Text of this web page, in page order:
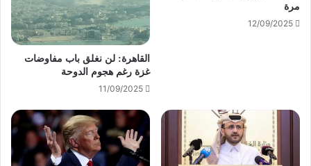
مرة
12/09/2025
القاهرة: لن نغلق باب مفاوضات
غزة رغم هجوم الدوحة
11/09/2025